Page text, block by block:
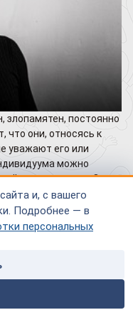
и, с вашего
Подробнее — в
персональных
payment contacts
злопамятен, постоянно
что они, относясь к
уважают его или
можно
личности. Он
тяжело
к себе (которого и
данного
гипертрофированной
обидчивостью. К
ярко
как самому